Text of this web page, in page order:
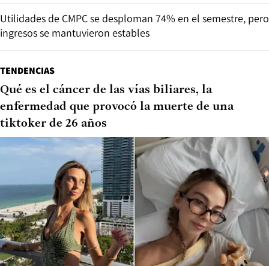
Utilidades de CMPC se desploman 74% en el semestre, pero
ingresos se mantuvieron estables
TENDENCIAS
Qué es el cáncer de las vías biliares, la
enfermedad que provocó la muerte de una
tiktoker de 26 años